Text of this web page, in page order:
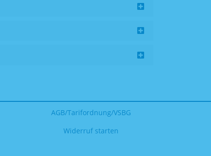
AGB/Tarifordnung/VSBG
Widerruf starten